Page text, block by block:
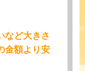
など大きさ
金額より安